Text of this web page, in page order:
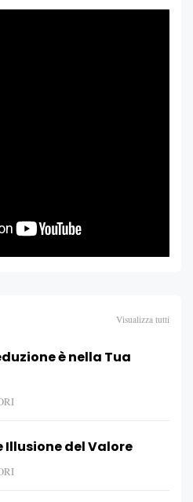
Visualizza tutti
è nella Tua
Illusione del Valore